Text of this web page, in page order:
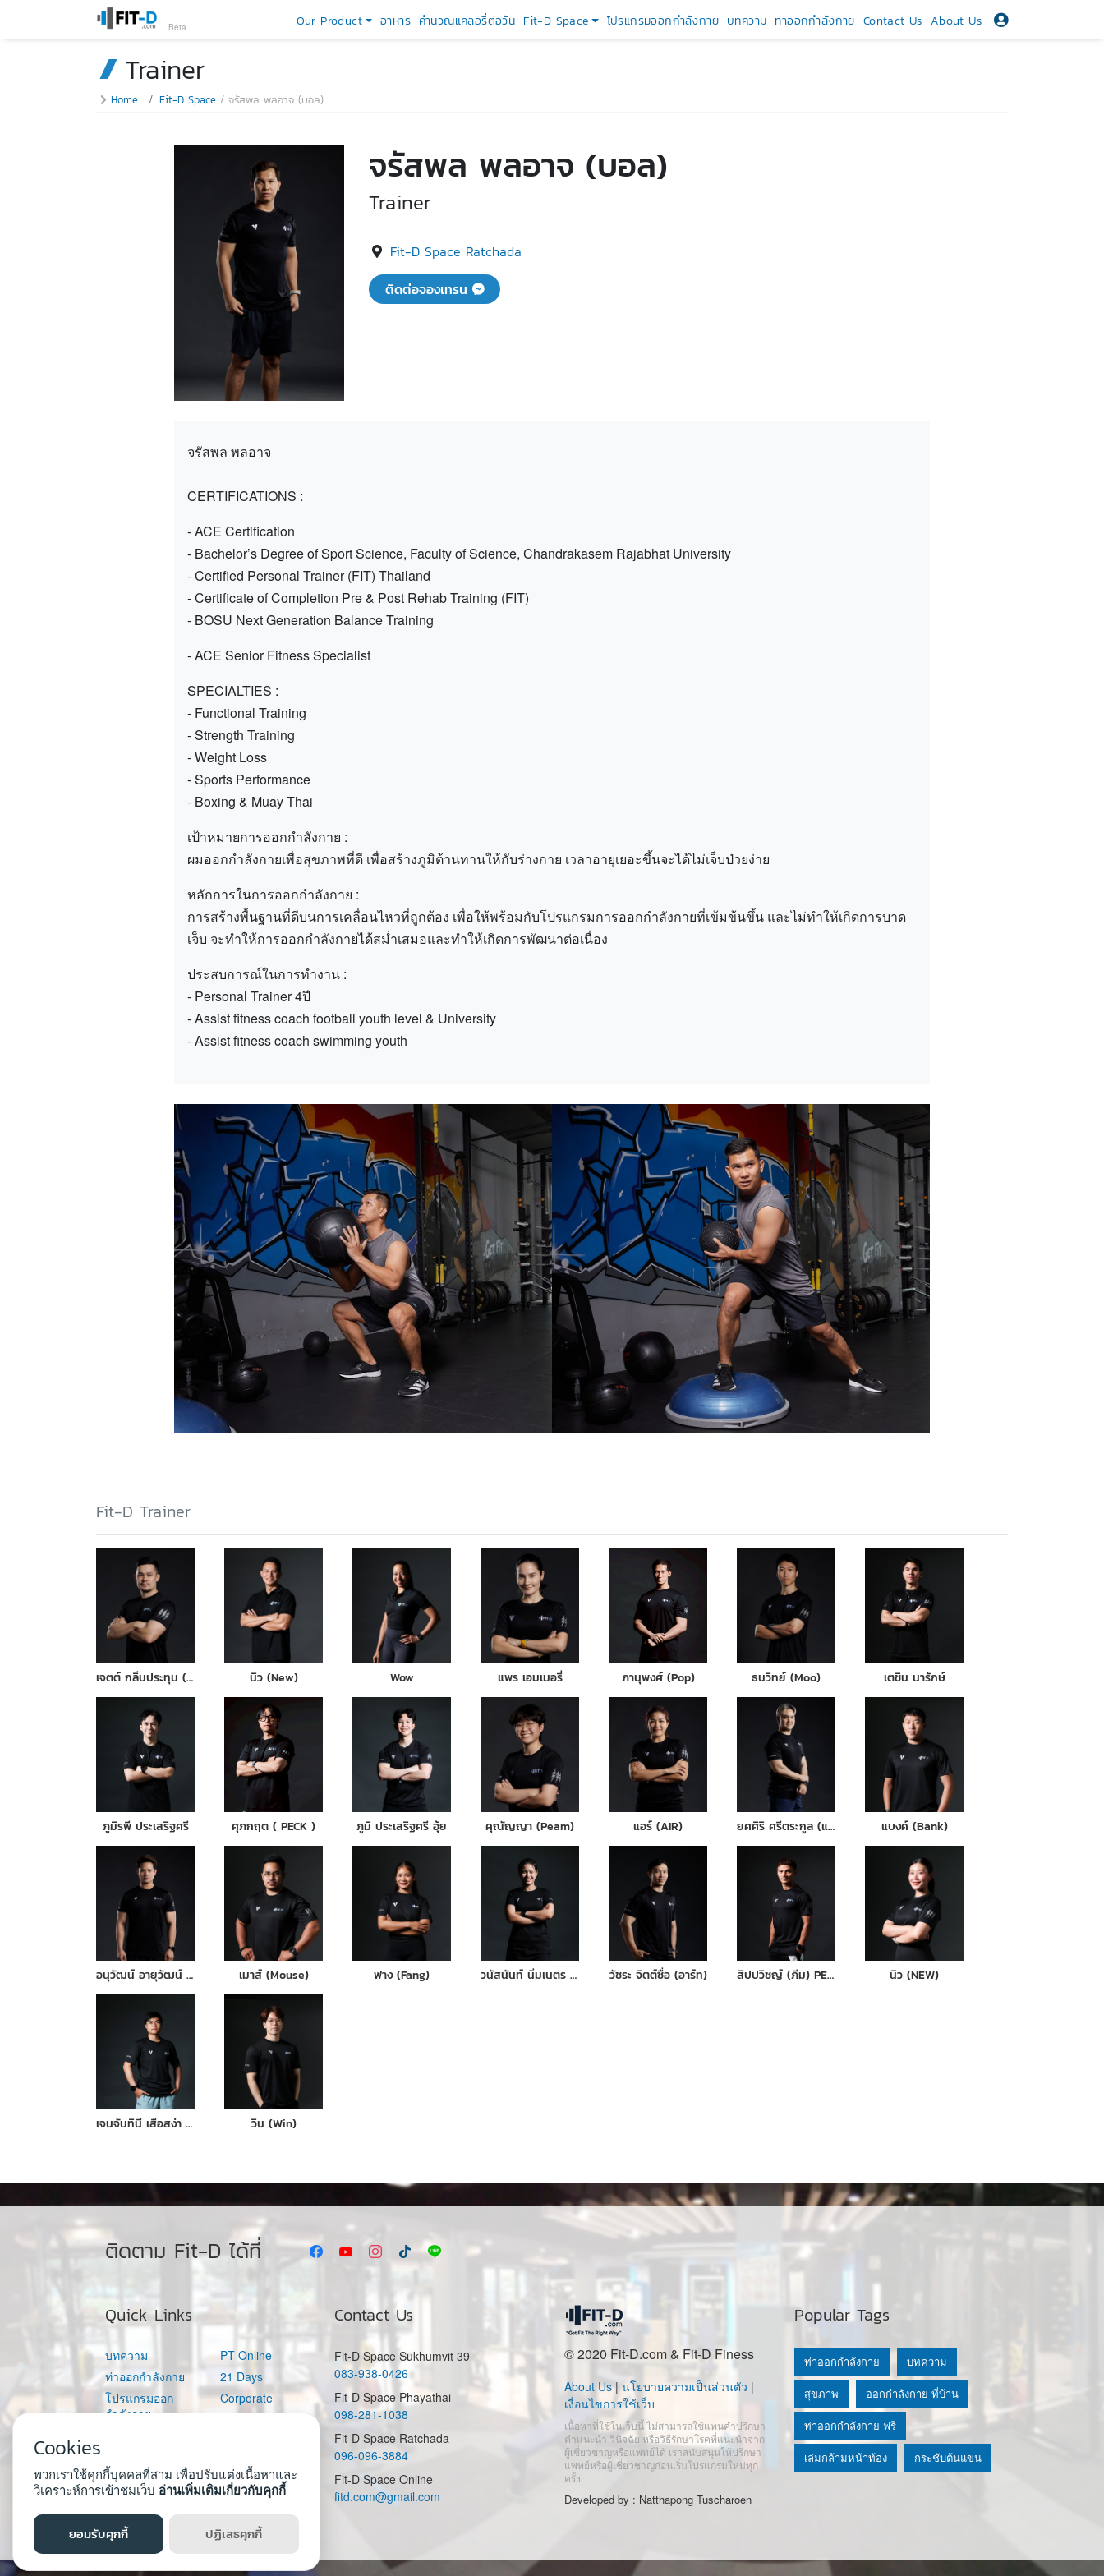
Our Product อาหาร คำนวณแคลอรี่ต่อวัน Fit-D Space โปรแกรมออกกำลังกาย บทความ ท่าออกกำลังกาย Contact Us About Us
Beta
Trainer
Home Fit-D Space จรัสพล พลอาจ (บอล)
จรัสพล พลอาจ (บอล)
Trainer
Fit-D Space Ratchada
ติดต่อจองเทรน
จรัสพล พลอาจ
CERTIFICATIONS :
- ACE Certification
- Bachelor’s Degree of Sport Science, Faculty of Science, Chandrakasem Rajabhat University
- Certified Personal Trainer (FIT) Thailand
- Certificate of Completion Pre & Post Rehab Training (FIT)
- BOSU Next Generation Balance Training
- ACE Senior Fitness Specialist
SPECIALTIES :
- Functional Training
- Strength Training
- Weight Loss
- Sports Performance
- Boxing & Muay Thai
เป้าหมายการออกกำลังกาย :
ผมออกกำลังกายเพื่อสุขภาพที่ดี เพื่อสร้างภูมิต้านทานให้กับร่างกาย เวลาอายุเยอะขึ้นจะได้ไม่เจ็บป่วยง่าย
หลักการในการออกกำลังกาย :
การสร้างพื้นฐานที่ดีบนการเคลื่อนไหวที่ถูกต้อง เพื่อให้พร้อมกับโปรแกรมการออกกำลังกายที่เข้มข้นขึ้น และไม่ทำให้เกิดการบาด
เจ็บ จะทำให้การออกกำลังกายได้สม่ำเสมอและทำให้เกิดการพัฒนาต่อเนื่อง
ประสบการณ์ในการทำงาน :
- Personal Trainer 4ปี
- Assist fitness coach football youth level & University
- Assist fitness coach swimming youth
Fit-D Trainer
เจตต์ กลิ่นประทุม (เจเจ) นิว (New) Wow แพร เอมเมอรี่ ภานุพงศ์ (Pop) ธนวิทย์ (Moo) เตชิน นารักษ์
ภูมิรพี ประเสริฐศรี ศุภกฤต ( PECK ) ภูมิ ประเสริฐศรี อุ้ย คุณัญญา (Peam) แอร์ (AIR) ยศศิริ ศรีตระกูล (แมน) แบงค์ (Bank)
อนุวัฒน์ อายุวัฒน์ (หน่อง) เมาส์ (Mouse) ฟาง (Fang) วนัสนันท์ นิ่มเนตร (พิ้งค์ฟรอยด์) วัชระ จิตต์ซื่อ (อาร์ท) สิปปวิชญ์ (ภีม) PEEM นิว (NEW)
เจนจันทินี เสือสง่า เกด วิน (Win)
ติดตาม Fit-D ได้ที่
Quick Links
บทความ
ท่าออกกำลังกาย
โปรแกรมออก
กำลังกาย
วัน
PT Online
21 Days
Corporate
Contact Us
Fit-D Space Sukhumvit 39
083-938-0426
Fit-D Space Phayathai
098-281-1038
Fit-D Space Ratchada
096-096-3884
Fit-D Space Online
fitd.com@gmail.com
© 2020 Fit-D.com & Fit-D Finess
About Us| นโยบายความเป็นส่วนตัว |
เงื่อนไขการใช้เว็บ
เนื้อหาที่ใช้ในเว็บนี้ ไม่สามารถใช้แทนคำปรึกษา
คำแนะนำ วินิจฉัย หรือวิธีรักษาโรคที่แนะนำจาก
ผู้เชี่ยวชาญหรือแพทย์ได้ เราสนับสนุนให้ปรึกษา
แพทย์หรือผู้เชี่ยวชาญก่อนเริ่มโปรแกรมใหม่ทุก
ครั้ง
Developed by : Natthapong Tuscharoen
Popular Tags
ท่าออกกำลังกาย บทความ
สุขภาพ ออกกำลังกาย ที่บ้าน
ท่าออกกำลังกาย ฟรี
เล่มกล้ามหน้าท้อง กระชับต้นแขน
Cookies
พวกเราใช้คุกกี้บุคคลที่สาม เพื่อปรับแต่งเนื้อหาและ
วิเคราะห์การเข้าชมเว็บ อ่านเพิ่มเติมเกี่ยวกับคุกกี้
ยอมรับคุกกี้ ปฏิเสธคุกกี้